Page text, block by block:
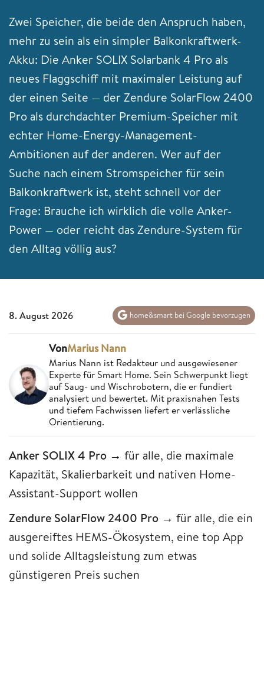
Zwei Speicher, die beide den Anspruch haben,
mehr zu sein als ein simpler Balkonkraftwerk-
Akku: Die Anker SOLIX Solarbank 4 Pro als
neues Flaggschiff mit maximaler Leistung auf
der einen Seite — der Zendure SolarFlow 2400
Pro als durchdachter Premium-Speicher mit
echter Home-Energy-Management-
Ambitionen auf der anderen. Wer auf der
Suche nach einem Stromspeicher für sein
Balkonkraftwerk ist, steht schnell vor der
Frage: Brauche ich wirklich die volle Anker-
Power — oder reicht das Zendure-System für
den Alltag völlig aus?
8. August 2026 home&smart bei Google bevorzugen
VonMarius Nann
Marius Nann ist Redakteur und ausgewiesener
Experte für Smart Home. Sein Schwerpunkt liegt
auf Saug- und Wischrobotern, die er fundiert
analysiert und bewertet. Mit praxisnahen Tests
und tiefem Fachwissen liefert er verlässliche
Orientierung.
Anker SOLIX 4 Pro → für alle, die maximale
Kapazität, Skalierbarkeit und nativen Home-
Assistant-Support wollen
Zendure SolarFlow 2400 Pro → für alle, die ein
ausgereiftes HEMS-Ökosystem, eine top App
und solide Alltagsleistung zum etwas
günstigeren Preis suchen